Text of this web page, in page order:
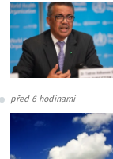
před 6 hodinami